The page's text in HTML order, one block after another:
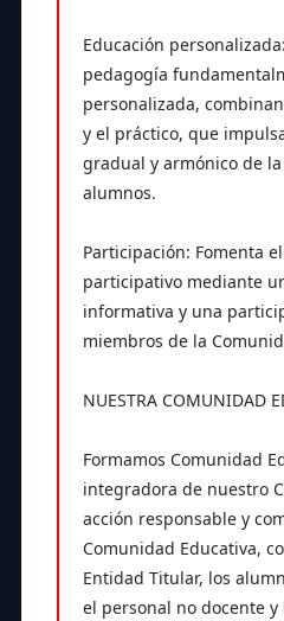
Educación
pedagogía
personalizada,
y el práctico, que
gradual y armónico de
alumnos.
Participación: Fomenta
participativo mediante
informativa y una
miembros de la
NUESTRA COMUNIDAD
Formamos Comunidad
integradora de nuestro
acción responsable y
Comunidad Educativa,
Entidad Titular, los
el personal no docente y